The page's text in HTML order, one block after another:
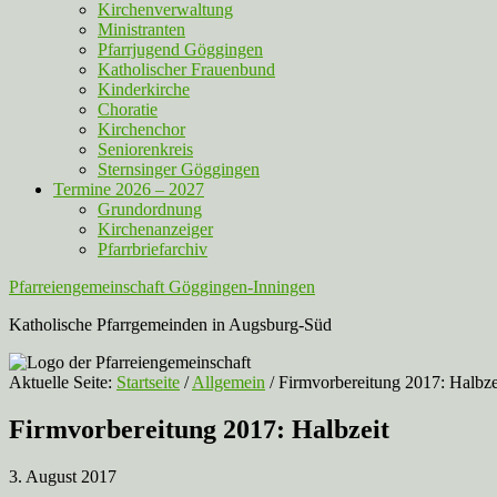
Kirchenverwaltung
Ministranten
Pfarrjugend Göggingen
Katholischer Frauenbund
Kinderkirche
Choratie
Kirchenchor
Seniorenkreis
Sternsinger Göggingen
Termine 2026 – 2027
Grundordnung
Kirchenanzeiger
Pfarrbriefarchiv
Pfarreiengemeinschaft Göggingen-Inningen
Katholische Pfarrgemeinden in Augsburg-Süd
Aktuelle Seite: Startseite / Allgemein /Firmvorbereitung 2017:
Firmvorbereitung 2017: Halbzeit
3. August 2017